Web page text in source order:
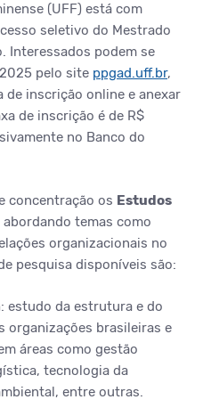
(UFF) está com
seletivo do Mestrado
Interessados podem se
pelo site ppgad.uff.br,
de inscrição online e anexar
de inscrição é de R$
no Banco do
concentração os Estudos
abordando temas como
organizacionais no
pesquisa disponíveis são:
: estudo da estrutura e do
organizações brasileiras e
áreas como gestão
tecnologia da
entre outras.